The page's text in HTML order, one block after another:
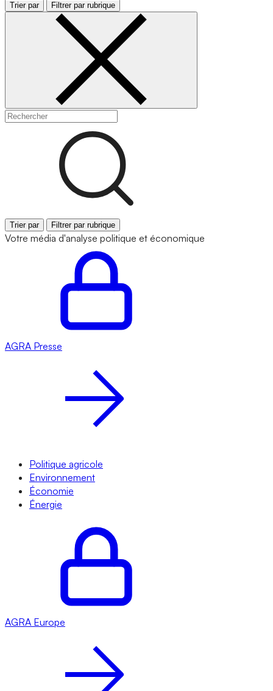
Trier par Filtrer par rubrique
Trier par Filtrer par rubrique
Votre média d'analyse politique et économique
AGRA Presse
Politique agricole
Environnement
Économie
Énergie
AGRA Europe